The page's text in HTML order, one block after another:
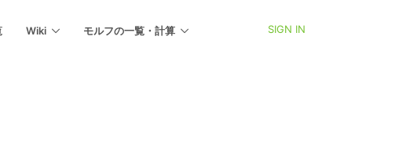
Wiki モルフの一覧・計算 SIGN IN